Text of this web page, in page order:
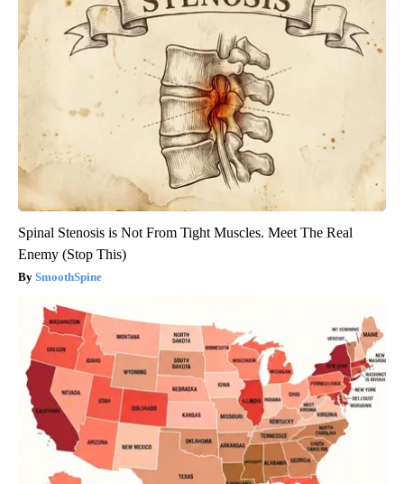
Spinal Stenosis is Not From Tight Muscles. Meet The Real
Enemy (Stop This)
SmoothSpine